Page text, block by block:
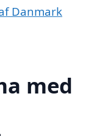
Danmark
med